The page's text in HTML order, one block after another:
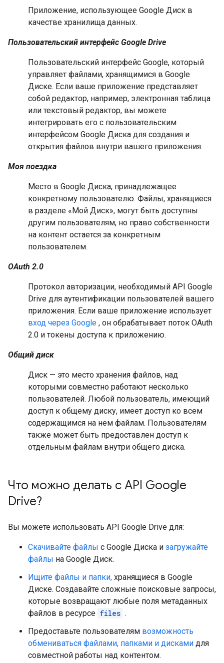
Приложение, использующее Google Диск в
качестве хранилища данных.
Пользовательский интерфейс Google Drive
Пользовательский интерфейс Google, который
управляет файлами, хранящимися в Google
Диске. Если ваше приложение представляет
собой редактор, например, электронная таблица
или текстовый редактор, вы можете
интегрировать его с пользовательским
интерфейсом Google Диска для создания и
открытия файлов внутри вашего приложения.
Моя поездка
Место в Google Диска, принадлежащее
конкретному пользователю. Файлы, хранящиеся
в разделе «Мой Диск», могут быть доступны
другим пользователям, но право собственности
на контент остается за конкретным
пользователем.
OAuth 2.0
Протокол авторизации, необходимый API Google
Drive для аутентификации пользователей вашего
приложения. Если ваше приложение использует
вход через Google , он обрабатывает поток OAuth
2.0 и токены доступа к приложению.
Общий диск
Диск — это место хранения файлов, над
которыми совместно работают несколько
пользователей. Любой пользователь, имеющий
доступ к общему диску, имеет доступ ко всем
содержащимся на нем файлам. Пользователям
также может быть предоставлен доступ к
отдельным файлам внутри общего диска.
Что можно делать с API Google
Drive?
Вы можете использовать API Google Drive для:
Скачивайте файлы с Google Диска и загружайте
файлы на Google Диск.
Ищите файлы и папки, хранящиеся в Google
Диске. Создавайте сложные поисковые запросы,
которые возвращают любые поля метаданных
файлов в ресурсе files .
Предоставьте пользователям возможность
обмениваться файлами, папками и дисками для
совместной работы над контентом.